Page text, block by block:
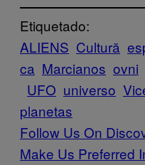
Etiquetado:
ALIENS Cultură
ca Marcianos ovni
UFO universo
planetas
Follow Us On
Make Us Preferred